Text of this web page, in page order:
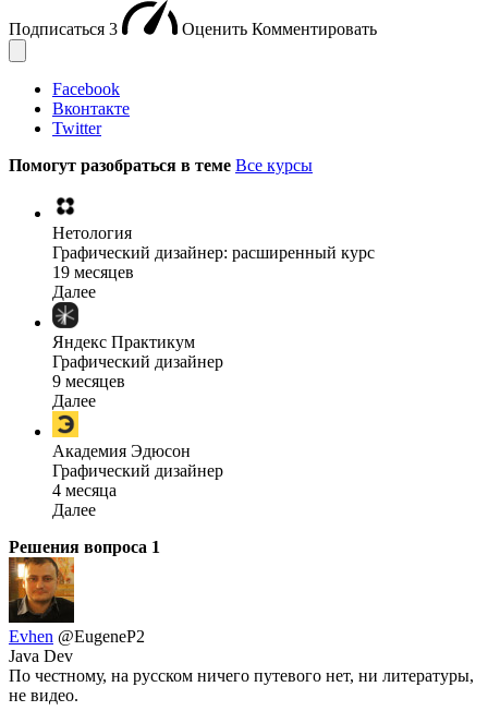
Подписаться 3 Оценить Комментировать
Facebook
Вконтакте
Twitter
Помогут разобраться в теме Все курсы
Нетология
Графический дизайнер: расширенный курс
19 месяцев
Далее
Яндекс Практикум
Графический дизайнер
9 месяцев
Далее
Академия Эдюсон
Графический дизайнер
4 месяца
Далее
Решения вопроса 1
Evhen @EugeneP2
Java Dev
По честному, на русском ничего путевого нет, ни литературы,
не видео.